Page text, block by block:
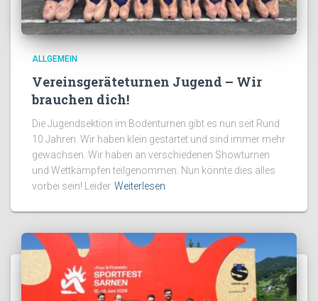
ALLGEMEIN
Vereinsgeräteturnen Jugend – Wir
brauchen dich!
Die Jugendsektion im Bodenturnen gibt es nun seit Rund
10 Jahren. Wir haben klein gestartet und sind immer mehr
gewachsen. Wir haben an verschiedenen Showturnen
und Wettkämpfen teilgenommen. Nun könnte dies alles
vorbei sein! Leider Weiterlesen